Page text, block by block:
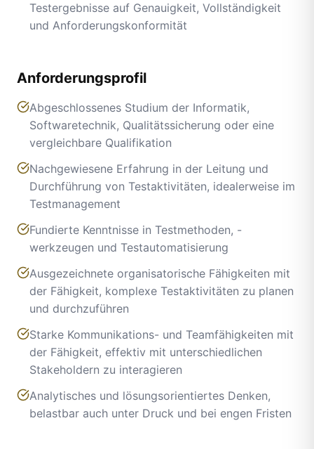
Testergebnisse auf Genauigkeit, Vollständigkeit
und Anforderungskonformität
Anforderungsprofil
Abgeschlossenes Studium der Informatik,
Softwaretechnik, Qualitätssicherung oder eine
vergleichbare Qualifikation
Nachgewiesene Erfahrung in der Leitung und
Durchführung von Testaktivitäten, idealerweise im
Testmanagement
Fundierte Kenntnisse in Testmethoden, -
werkzeugen und Testautomatisierung
Ausgezeichnete organisatorische Fähigkeiten mit
der Fähigkeit, komplexe Testaktivitäten zu planen
und durchzuführen
Starke Kommunikations- und Teamfähigkeiten mit
der Fähigkeit, effektiv mit unterschiedlichen
Stakeholdern zu interagieren
Analytisches und lösungsorientiertes Denken,
belastbar auch unter Druck und bei engen Fristen